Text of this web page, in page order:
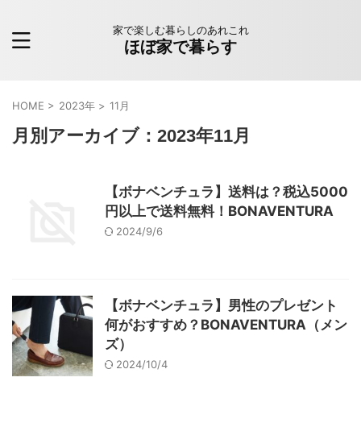
家で楽しむ暮らしのあれこれ
ほぼ家で暮らす
HOME > 2023年 > 11月
月別アーカイブ：2023年11月
【ボナベンチュラ】送料は？税込5000
円以上で送料無料！BONAVENTURA
2024/9/6
【ボナベンチュラ】男性のプレゼント
何がおすすめ？BONAVENTURA（メン
ズ）
2024/10/4